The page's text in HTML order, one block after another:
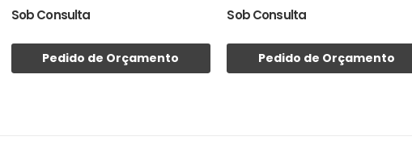
Sob Consulta
Pedido de Orçamento
Sob Consulta
Pedido de Orçamento